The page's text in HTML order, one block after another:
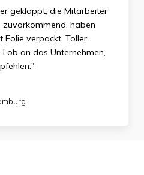
geklappt, die Mitarbeiter
haben
Folie verpackt. Toller
an das Unternehmen,